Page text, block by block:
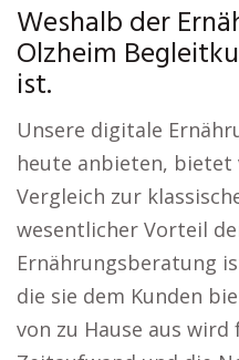
Weshalb der
Olzheim
ist.
Unsere digitale
heute anbieten, bietet
Vergleich zur
wesentlicher Vorteil
Ernährungsberatung
die sie dem Kunden
von zu Hause aus